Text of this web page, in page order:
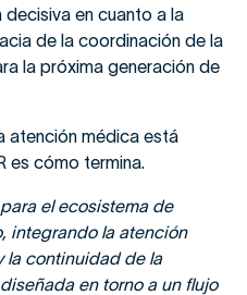
en cuanto a la
de la coordinación de la
la próxima generación de
atención médica está
es cómo termina.
el ecosistema de
integrando la atención
la continuidad de la
en torno a un flujo